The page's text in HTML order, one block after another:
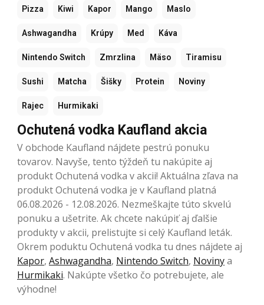
Pizza Kiwi Kapor Mango Maslo
Ashwagandha Krúpy Med Káva
Nintendo Switch Zmrzlina Mäso Tiramisu
Sushi Matcha Šišky Protein Noviny
Rajec Hurmikaki
Ochutená vodka Kaufland akcia
V obchode Kaufland nájdete pestrú ponuku
tovarov. Navyše, tento týždeň tu nakúpite aj
produkt Ochutená vodka v akcii! Aktuálna zľava na
produkt Ochutená vodka je v Kaufland platná
06.08.2026 - 12.08.2026. Nezmeškajte túto skvelú
ponuku a ušetrite. Ak chcete nakúpiť aj ďalšie
produkty v akcii, prelistujte si celý Kaufland leták.
Okrem poduktu Ochutená vodka tu dnes nájdete aj
Kapor, Ashwagandha, Nintendo Switch, Novinya
Hurmikaki. Nakúpte všetko čo potrebujete, ale
výhodne!